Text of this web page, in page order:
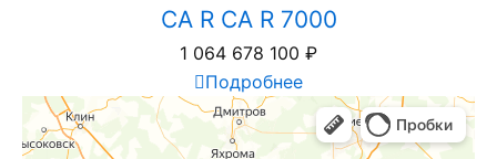
CA R CA R 7000
1 064 678 100 ₽
Подробнее